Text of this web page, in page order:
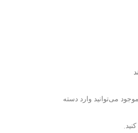
می‌توانید وارد دسته
.